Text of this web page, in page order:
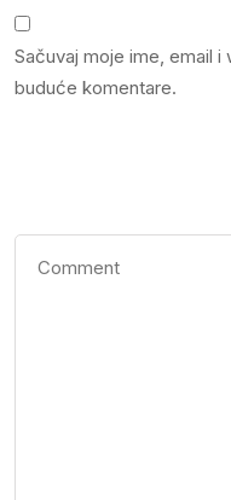
Sačuvaj moje ime, email
buduće komentare.